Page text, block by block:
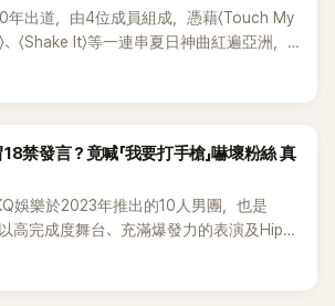
年出道，由4位成員組成，憑藉〈Touch My
、〈Shake It〉等一連串夏日神曲紅遍亞洲，
不過，團體在出道滿7年後宣布解散，成員各
變的好交情，她幾乎素顏入鏡的真實模
熱議。
禁發言？竟喊「我要打手槍」嚇壞粉絲 真
娛樂於2023年推出的10人男團，也是
高完成度舞台、充滿爆發力的表演及Hip-
後迅速累積大批海內外粉絲，近年也陸續